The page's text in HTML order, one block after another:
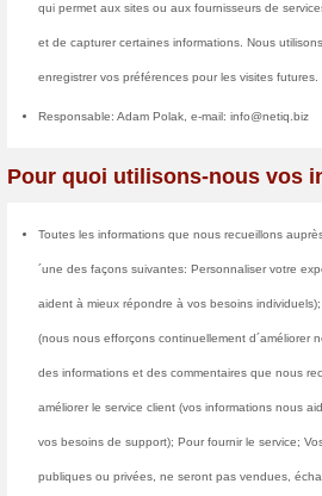
votre adresse
anonyme.
que vous
est également